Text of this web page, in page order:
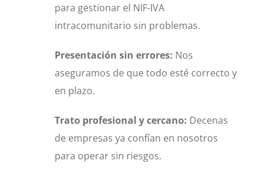
para gestionar el NIF-IVA
intracomunitario sin problemas.
Presentación sin errores: Nos
aseguramos de que todo esté correcto y
en plazo.
Trato profesional y cercano: Decenas
de empresas ya confían en nosotros
para operar sin riesgos.